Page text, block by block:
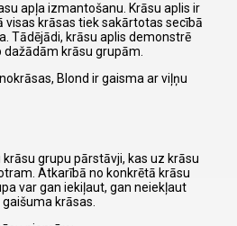
apļa izmantošanu. Krāsu aplis ir
visas krāsas tiek sakārtotas secībā
Tādējādi, krāsu aplis demonstrē
krāsu grupām.
Blond ir gaisma ar viļņu
grupu pārstāvji, kas uz krāsu
Atkarībā no konkrētā krāsu
var gan iekiļaut, gan neiekļaut
krāsas.